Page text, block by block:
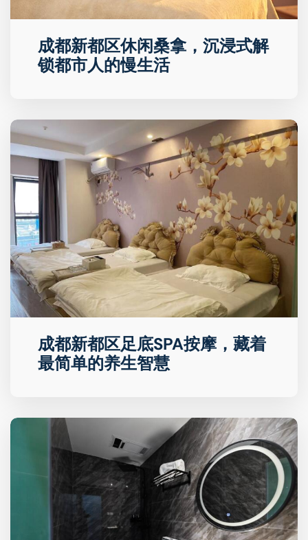
成都新都区休闲桑拿，沉浸式解
锁都市人的慢生活
成都新都区足底SPA按摩，藏着
最简单的养生智慧